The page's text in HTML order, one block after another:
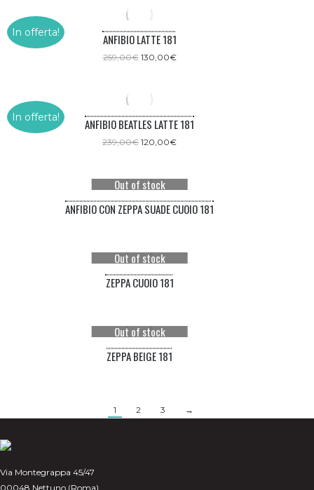
In offerta! ANFIBIO LATTE 181
259,00€ Il
130,00€Il
In offerta! ANFIBIO BEATLES LATTE 181
239,00€ Il
239,00€.
120,00€Il
Out of stock
ANFIBIO CON ZEPPA SUADE CUOIO 181
Out of stock
ZEPPA CUOIO 181
Out of stock
ZEPPA BEIGE 181
1 2 3 →
Via Montegrappa 45/47
00048 Nettuno (Roma)